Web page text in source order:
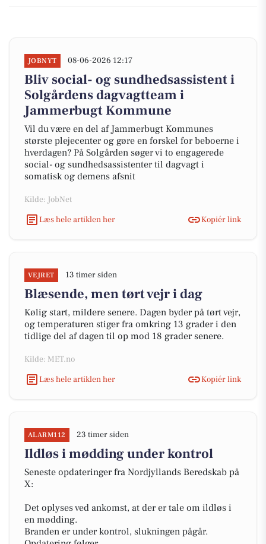
JOBNYT 08-06-2026 12:17
Bliv social- og sundhedsassistent i
Solgårdens dagvagtteam i
Jammerbugt Kommune
Vil du være en del af Jammerbugt Kommunes
største plejecenter og gøre en forskel for beboerne i
hverdagen? På Solgården søger vi to engagerede
social- og sundhedsassistenter til dagvagt i
somatisk og demens afsnit
Kilde: JobNet
Læs hele artiklen her
Kopiér link
VEJRET 13 timer siden
Blæsende, men tørt vejr i dag
Kølig start, mildere senere. Dagen byder på tørt vejr,
og temperaturen stiger fra omkring 13 grader i den
tidlige del af dagen til op mod 18 grader senere.
Kilde: MET.no
Læs hele artiklen her
Kopiér link
ALARM112 23 timer siden
Ildløs i mødding under kontrol
Seneste opdateringer fra Nordjyllands Beredskab på
X:
Det oplyses ved ankomst, at der er tale om ildløs i
en mødding.
Branden er under kontrol, slukningen pågår.